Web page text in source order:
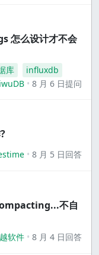
怎么设计才不会
库
influxdb
8 月 6 日提问
8 月 5 日回答
不自
软件 8 月 4 日回答